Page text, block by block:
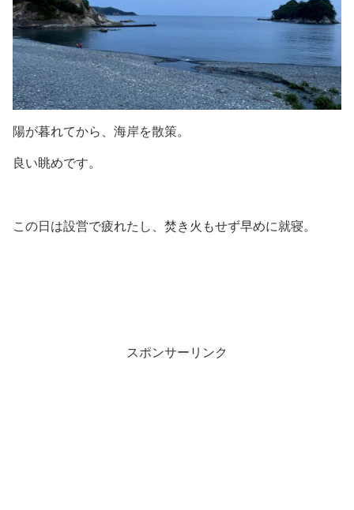
陽が暮れてから、海岸を散策。
良い眺めです。
この日は設営で疲れたし、焚き火もせず早めに就寝。
スポンサーリンク